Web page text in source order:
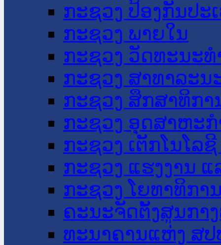
ກະຊວງ ປ້ອງກັນປະ
ກະຊວງ ພາຍໃນ
ກະຊວງ ວັດທະນະ
ກະຊວງ ສາທາລະນ
ກະຊວງ ສຶກສາທິກາ
ກະຊວງ ອຸດສາຫະ
ກະຊວງ ເຕັກໂນໂລ
ກະຊວງ ແຮງງານ
ກະຊວງ ໂຍທາທິກາ
ຄະນະຈັດຕັ້ງສູນກາ
ທະນາຄານແຫ່ງ ສປ